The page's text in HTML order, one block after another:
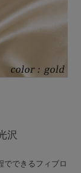
沢
でできるフィブロ